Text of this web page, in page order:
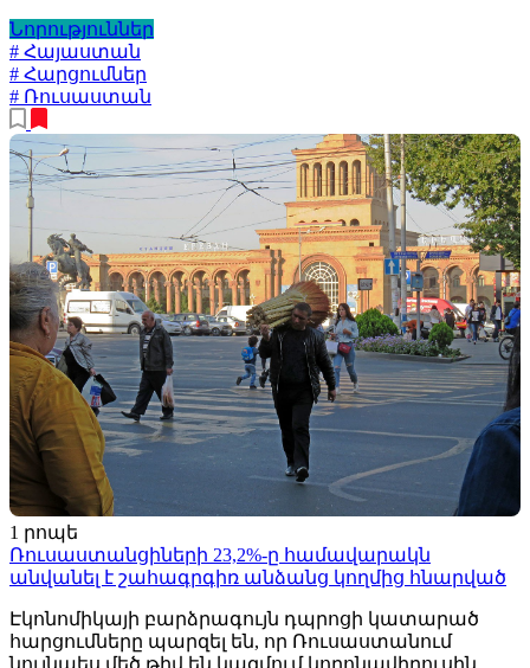
Նորություններ
# Հայաստան
# Հարցումներ
# Ռուսաստան
1 րոպե
Ռուսաստանցիների 23,2%-ը համավարակն
անվանել է շահագրգիռ անձանց կողմից հնարված
Էկոնոմիկայի բարձրագույն դպրոցի կատարած
հարցումները պարզել են, որ Ռուսաստանում
նույնպես մեծ թիվ են կազմում կորոնավիրուսին